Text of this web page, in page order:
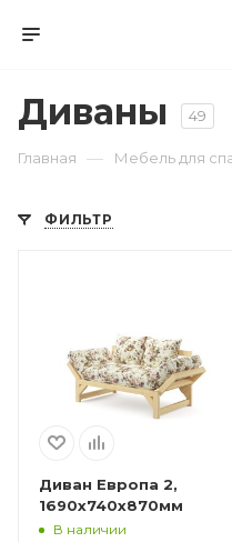
Диваны 49
Главная — Мебель для
ФИЛЬТР
Диван Европа 2,
1690x740x870мм
В наличии